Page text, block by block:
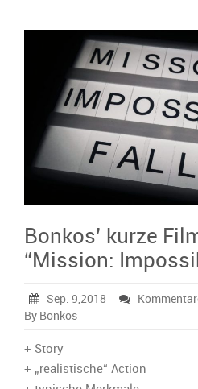
Bonkos’ kurze
“Mission:
Sep. 9,2018
By Bonkos
+ Story
+ „realistische“ Action